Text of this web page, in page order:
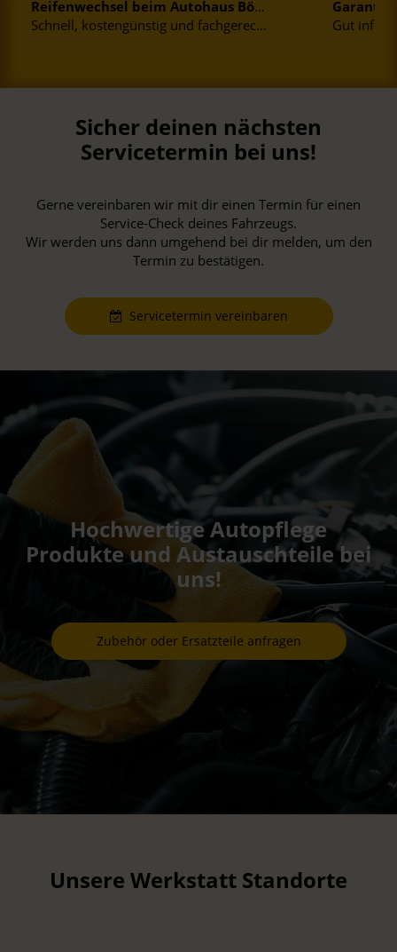
Werkstattleistungen
Reifenwechsel beim Autohaus Bösinger
Schnell, kostengünstig und fachgerecht!
Garantie
Gut
Sicher deinen nächsten
Servicetermin bei uns!
Gerne vereinbaren wir mit dir einen Termin für einen
Service-Check deines Fahrzeugs.
Wir werden uns dann umgehend bei dir melden, um den
Termin zu bestätigen.
Servicetermin vereinbaren
Hochwertige Autopflege
Produkte und Austauschteile bei
uns!
Zubehör oder Ersatzteile anfragen
Unsere Werkstatt Standorte